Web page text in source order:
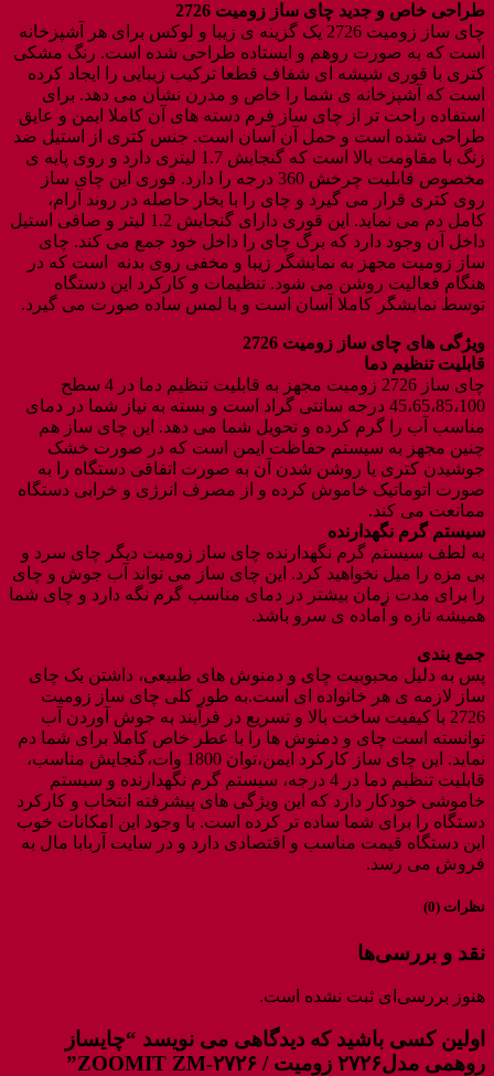
طراحی خاص و جدید چای ساز زومیت 2726
چای ساز زومیت 2726 یک گزینه ی زیبا و لوکس برای‌ هر آشپزخانه
است که به صورت روهم و ایستاده طراحی شده است. رنگ مشکی
کتری با قوری شیشه ای شفاف قطعا ترکیب زیبایی را ایجاد کرده
است که آشپزخانه ی شما را خاص و مدرن نشان می دهد. برای
استفاده راحت تر از چای ساز فرم دسته های آن کاملا ایمن و عایق
طراحی شده است و حمل آن آسان است. جنس کتری از استیل ضد
زنگ با مقاومت بالا است که گنجایش 1.7 لیتری دارد و روی پایه ی
مخصوص قابلیت چرخش 360 درجه را دارد. قوری این چای ساز
روی کتری قرار می گیرد و چای را با بخار حاصله در روند آرام،
کامل دم می نماید. این قوری دارای گنجایش 1.2 لیتر و صافی استیل
داخل آن وجود دارد که برگ چای را داخل خود جمع می کند. چای
ساز زومیت مجهز به نمایشگر زیبا و مخفی روی بدنه است که در
هنگام فعالیت روشن می شود. تنظیمات و کارکرد این دستگاه
توسط نمایشگر کاملا آسان است و با لمس ساده صورت می گیرد.
ویژگی های چای ساز زومیت 2726
قابلیت تنظیم دما
چای ساز 2726 زومیت مجهز به قابلیت تنظیم دما در 4 سطح
45،65،85،100 درجه سانتی گراد است و بسته به نیاز شما در دمای
مناسب آب را گرم‌ کرده و تحویل شما می دهد. این چای ساز هم‌
چنین مجهز به سیستم حفاظت ایمن است که در صورت خشک
جوشیدن کتری یا روشن شدن آن به صورت اتفاقی دستگاه را به
صورت اتوماتیک خاموش کرده و از مصرف انرژی و خرابی دستگاه
ممانعت می کند.
سیستم گرم نگهدارنده
به لطف سیستم گرم نگهدارنده چای ساز زومیت دیگر چای سرد و
بی مزه را میل نخواهید کرد. این چای ساز می تواند آب جوش و چای
را برای مدت زمان بیشتر در دمای مناسب گرم نگه دارد و چای شما
همیشه تازه و آماده ی سرو باشد.
جمع بندی
پس به دلیل محبوبیت چای و دمنوش های طبیعی، داشتن یک چای
ساز لازمه ی هر خانواده ای است.به طور کلی چای ساز زومیت
2726 با کیفیت ساخت بالا و تسریع در فرآیند به جوش آوردن آب
توانسته است چای و دمنوش ها را با عطر خاص کاملا برای شما دم
نماید. این چای ساز کارکرد ایمن،توان 1800 وات،گنجایش مناسب،
قابلیت تنظیم دما در 4 درجه، سیستم گرم نگهدارنده و سیستم
خاموشی خودکار دارد که این ویژگی های پیشرفته انتخاب و کارکرد
دستگاه را برای شما ساده تر کرده است.‌ با وجود این امکانات خوب
این دستگاه قیمت مناسب و اقتصادی دارد و در سایت آربابا مال به
فروش می رسد.
نظرات (0)
نقد و بررسی‌ها
هنوز بررسی‌ای ثبت نشده است.
اولین کسی باشید که دیدگاهی می نویسد “چایساز
روهمی مدل۲۷۲۶ زومیت / ZOOMIT ZM-۲۷۲۶”